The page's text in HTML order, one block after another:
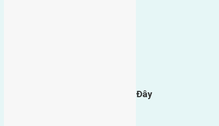
Gửi Tin Nhắn Cho Chúng Tôi Ở Đây